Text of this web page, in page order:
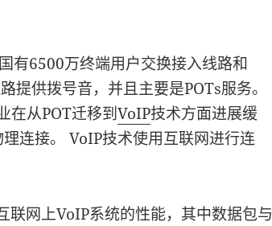
有6500万终端用户交换接入线路和
提供拨号音，并且主要是POTs服务。
在从POT迁移到VoIP技术方面进展缓
连接。 VoIP技术使用互联网进行连
联网上VoIP系统的性能，其中数据包与